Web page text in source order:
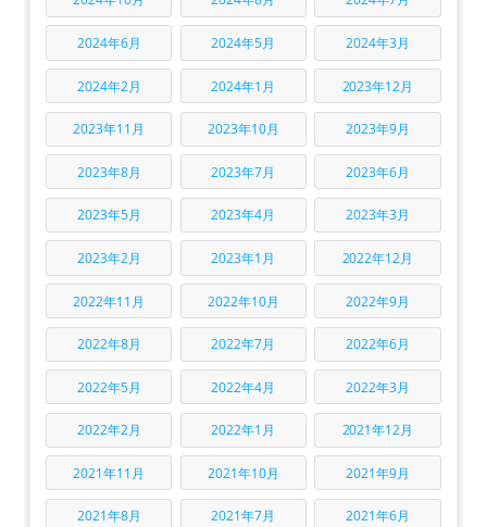
2024年6月 2024年5月 2024年3月
2024年2月 2024年1月 2023年12月
2023年11月 2023年10月 2023年9月
2023年8月 2023年7月 2023年6月
2023年5月 2023年4月 2023年3月
2023年2月 2023年1月 2022年12月
2022年11月 2022年10月 2022年9月
2022年8月 2022年7月 2022年6月
2022年5月 2022年4月 2022年3月
2022年2月 2022年1月 2021年12月
2021年11月 2021年10月 2021年9月
2021年8月 2021年7月 2021年6月